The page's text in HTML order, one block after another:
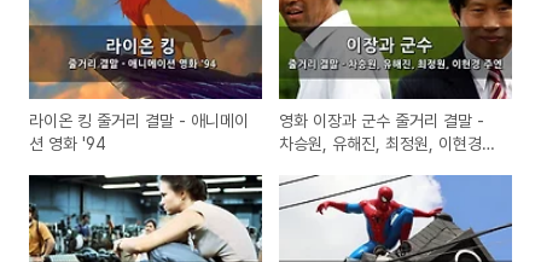
라이온 킹 줄거리 결말 - 애니메이
션 영화 '94
영화 이장과 군수 줄거리 결말 -
차승원, 유해진, 최정원, 이현경